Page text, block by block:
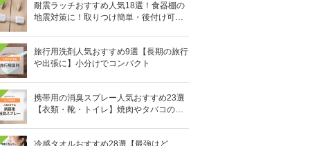
耐震ラッチおすすめ人気18選！食器棚の
地震対策に！取りつけ簡単・後付け可能
旅行用洗剤人気おすすめ9選【長期の旅行
や出張に】小分けでコンパクト
携帯用の消臭スプレー人気おすすめ23選
【衣類・靴・トイレ】焼肉やタバコのニ
冷感タオルおすすめ28選【最強はど